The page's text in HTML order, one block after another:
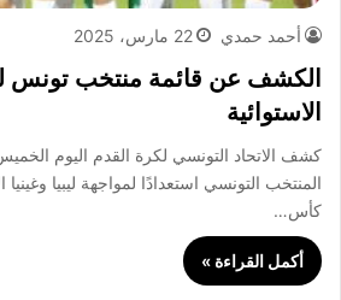
أحمد حمدي 22 مارس، 2025
الكشف عن قائمة منتخب تونس
الاستوائية
كشف الاتحاد التونسي لكرة القدم اليوم
المنتخب التونسي استعدادًا لمواجهة ليبيا
كأس…
أكمل القراءة »